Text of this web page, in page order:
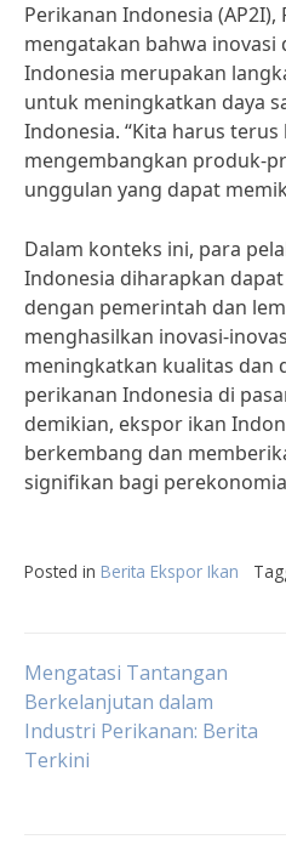
Perikanan Indonesia
mengatakan bahwa inovasi
Indonesia merupakan
untuk meningkatkan daya
Indonesia. “Kita harus
mengembangkan produk-
unggulan yang dapat
Dalam konteks ini, para
Indonesia diharapkan
dengan pemerintah dan
menghasilkan inovasi-
meningkatkan kualitas dan
perikanan Indonesia di
demikian, ekspor ikan
berkembang dan
signifikan bagi
Posted in Berita Ekspor Ikan
Post
navigation
Mengatasi Tantangan
Berkelanjutan dalam
Industri Perikanan: Berita
Terkini